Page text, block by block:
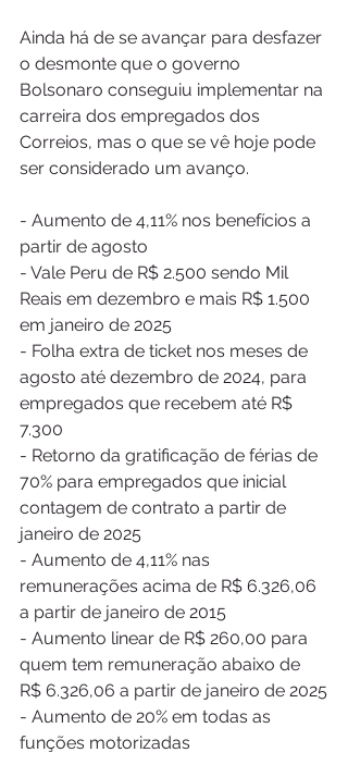
Ainda há de se avançar para desfazer
o desmonte que o governo
Bolsonaro conseguiu implementar na
carreira dos empregados dos
Correios, mas o que se vê hoje pode
ser considerado um avanço.
- Aumento de 4,11% nos benefícios a
partir de agosto
- Vale Peru de R$ 2.500 sendo Mil
Reais em dezembro e mais R$ 1.500
em janeiro de 2025
- Folha extra de ticket nos meses de
agosto até dezembro de 2024, para
empregados que recebem até R$
7.300
- Retorno da gratificação de férias de
70% para empregados que inicial
contagem de contrato a partir de
janeiro de 2025
- Aumento de 4,11% nas
remunerações acima de R$ 6.326,06
a partir de janeiro de 2015
- Aumento linear de R$ 260,00 para
quem tem remuneração abaixo de
R$ 6.326,06 a partir de janeiro de 2025
- Aumento de 20% em todas as
funções motorizadas